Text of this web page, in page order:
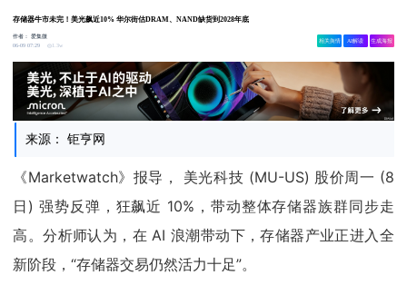
存储器牛市未完！美光飙近10% 华尔街估DRAM、NAND缺货到2028年底
作者：爱集微
06-09 07:29
1.3w
相关舆情 AI解读 生成海报
来源： 钜亨网
《Marketwatch》报导， 美光科技 (MU-US) 股价周一 (8
日) 强势反弹，狂飙近 10%，带动整体存储器族群同步走
高。分析师认为，在 AI 浪潮带动下，存储器产业正进入全
新阶段，“存储器交易仍然活力十足”。